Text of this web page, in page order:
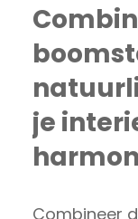
je
Combineer